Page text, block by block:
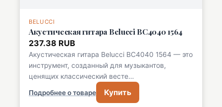
BELUCCI
Акустическая гитара Belucci BC4040 1564
237.38 RUB
Акустическая гитара Belucci BC4040 1564 — это
инструмент, созданный для музыкантов,
ценящих классический весте…
Подробнее о товаре Купить